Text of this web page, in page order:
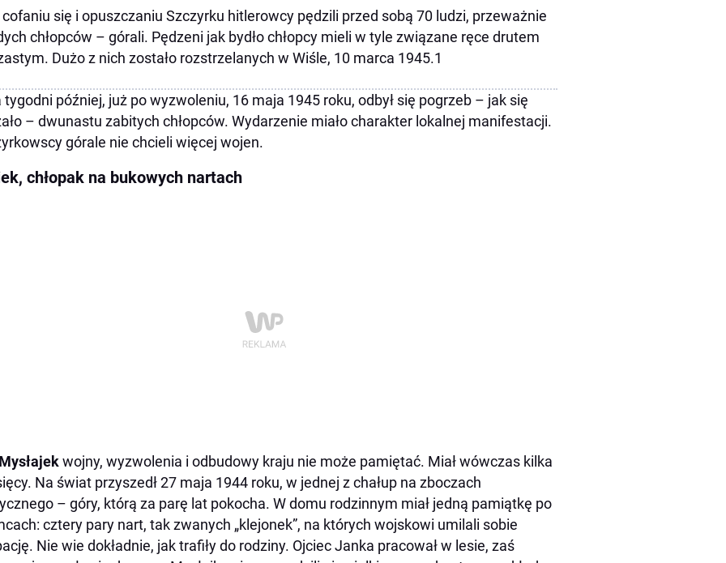
cofaniu się i opuszczaniu Szczyrku hitlerowcy pędzili przed sobą 70 ludzi, przeważnie
chłopców – górali. Pędzeni jak bydło chłopcy mieli w tyle związane ręce drutem
Dużo z nich zostało rozstrzelanych w Wiśle, 10 marca 1945.1
tygodni później, już po wyzwoleniu, 16 maja 1945 roku, odbył się pogrzeb – jak się
– dwunastu zabitych chłopców. Wydarzenie miało charakter lokalnej manifestacji.
górale nie chcieli więcej wojen.
chłopak na bukowych nartach
wojny, wyzwolenia i odbudowy kraju nie może pamiętać. Miał wówczas kilka
Na świat przyszedł 27 maja 1944 roku, w jednej z chałup na zboczach
– góry, którą za parę lat pokocha. W domu rodzinnym miał jedną pamiątkę po
cztery pary nart, tak zwanych „klejonek”, na których wojskowi umilali sobie
Nie wie dokładnie, jak trafiły do rodziny. Ojciec Janka pracował w lesie, zaś